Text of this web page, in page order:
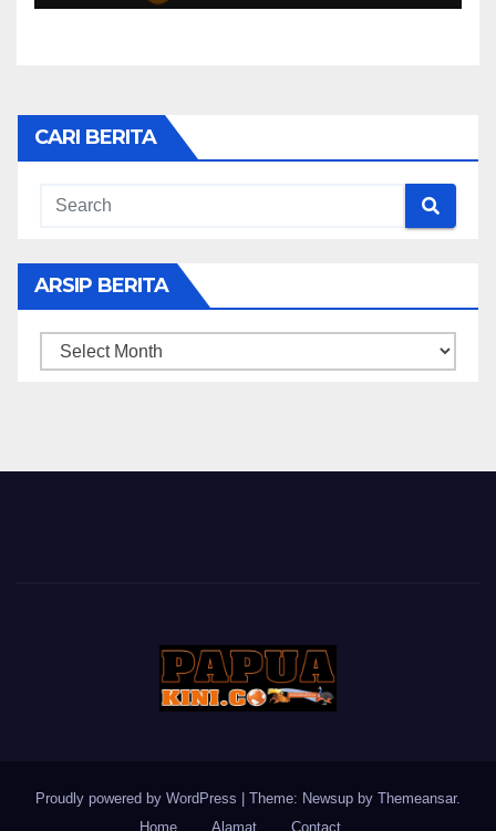
CARI BERITA
ARSIP BERITA
ARSIP
Proudly powered by WordPress Theme: Newsup by Themeansar.
Home
Alamat Contact